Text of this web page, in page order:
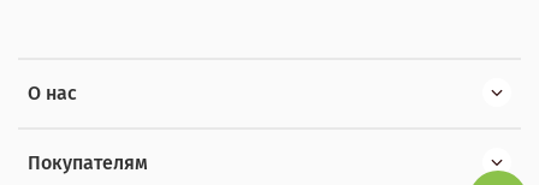
О нас
Покупателям